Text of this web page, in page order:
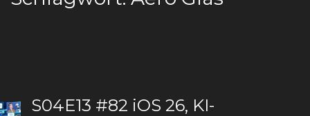
S04E13 #82 iOS 26, KI-